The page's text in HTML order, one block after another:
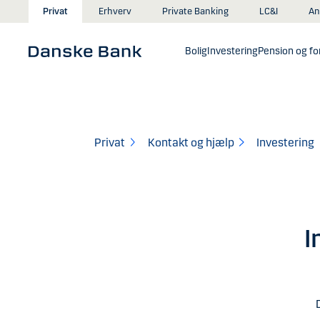
Gå til hovedindhold
Privat Erhverv Private Banking LC&I
BoligInvesteringPension og
Privat Kontakt og hjælp Investering